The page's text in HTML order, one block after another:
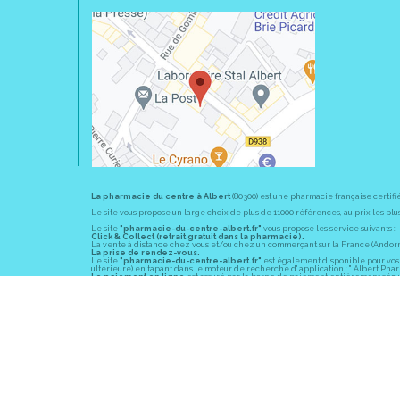
La pharmacie du centre à Albert(80300) est une pharmacie française
Le site vous propose un large choix de plus de 11000 références, au prix les
Le site "pharmacie-du-centre-albert.fr" vous propose les service suivants :
Click & Collect (retrait gratuit dans la pharmacie).
La vente à distance chez vous et/ou chez un commerçant sur la France
La prise de rendez-vous.
Le site "pharmacie-du-centre-albert.fr" est également disponible pour vos
ultérieure) en tapant dans le moteur de recherche d' application : " Albert
Le paiement en ligneest assuré par la borne de paiement entièrement